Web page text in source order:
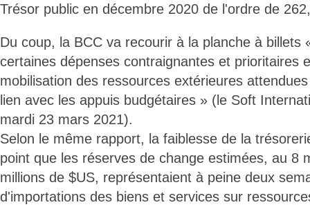
Trésor public en décembre 2020 de l'ordre de
Du coup, la BCC va recourir à la planche à billets
certaines dépenses contraignantes et prioritaires
mobilisation des ressources extérieures
lien avec les appuis budgétaires » (le Soft
mardi 23 mars 2021).
Selon le même rapport, la faiblesse de la
point que les réserves de change estimées, au 8
millions de $US, représentaient à peine deux
d'importations des biens et services sur